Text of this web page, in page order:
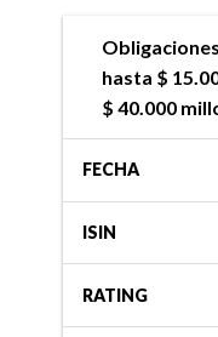
hasta $
$ 40.000
FECHA
ISIN
RATING